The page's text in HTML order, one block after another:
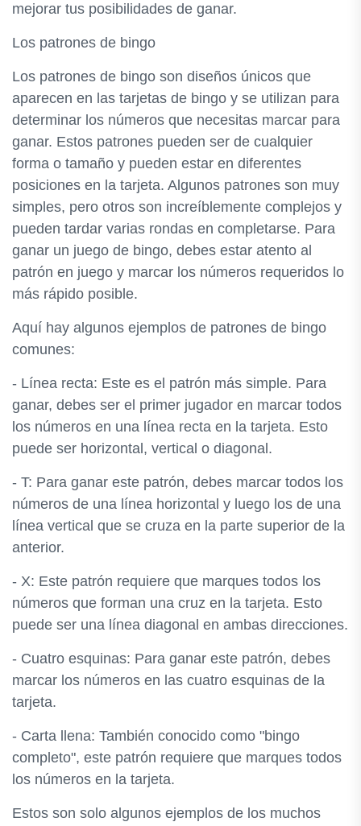
mejorar tus posibilidades de ganar.
Los patrones de bingo
Los patrones de bingo son diseños únicos que
aparecen en las tarjetas de bingo y se utilizan para
determinar los números que necesitas marcar para
ganar. Estos patrones pueden ser de cualquier
forma o tamaño y pueden estar en diferentes
posiciones en la tarjeta. Algunos patrones son muy
simples, pero otros son increíblemente complejos y
pueden tardar varias rondas en completarse. Para
ganar un juego de bingo, debes estar atento al
patrón en juego y marcar los números requeridos lo
más rápido posible.
Aquí hay algunos ejemplos de patrones de bingo
comunes:
- Línea recta: Este es el patrón más simple. Para
ganar, debes ser el primer jugador en marcar todos
los números en una línea recta en la tarjeta. Esto
puede ser horizontal, vertical o diagonal.
- T: Para ganar este patrón, debes marcar todos los
números de una línea horizontal y luego los de una
línea vertical que se cruza en la parte superior de la
anterior.
- X: Este patrón requiere que marques todos los
números que forman una cruz en la tarjeta. Esto
puede ser una línea diagonal en ambas direcciones.
- Cuatro esquinas: Para ganar este patrón, debes
marcar los números en las cuatro esquinas de la
tarjeta.
- Carta llena: También conocido como "bingo
completo", este patrón requiere que marques todos
los números en la tarjeta.
Estos son solo algunos ejemplos de los muchos